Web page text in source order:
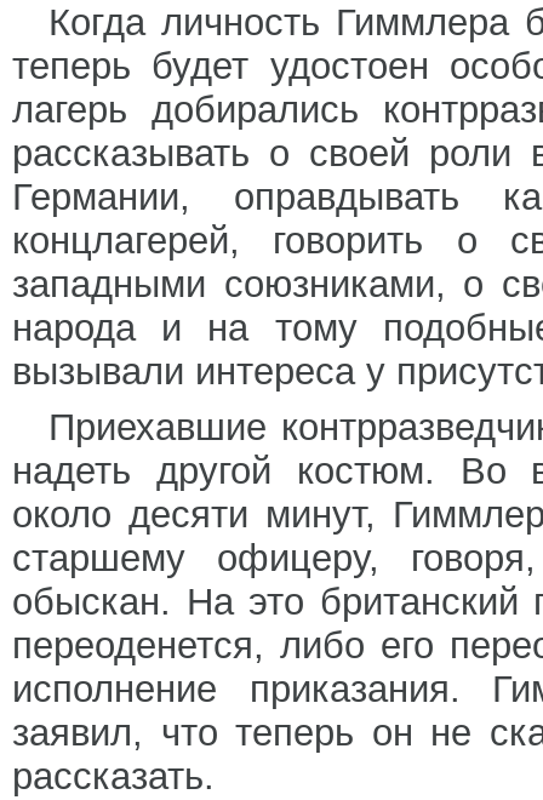
Когда личность Гиммлера
теперь будет удостоен
лагерь добирались
рассказывать о своей роли
Германии, оправдывать
концлагерей, говорить о
западными союзниками, о
народа и на тому
вызывали интереса у
Приехавшие
надеть другой костюм. Во
около десяти минут,
старшему офицеру,
обыскан. На это британский
переоденется, либо его
исполнение приказания.
заявил, что теперь он не
рассказать.